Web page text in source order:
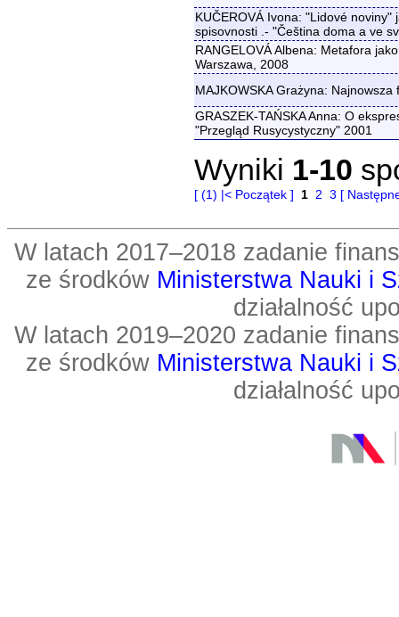
KUČEROVÁ Ivona: "Lidové
spisovnosti .- "Čeština doma a ve
RANGELOVÁ Albena: Metafora
Warszawa, 2008
MAJKOWSKA Grażyna:
GRASZEK-TAŃSKA Anna: O
"Przegląd Rusycystyczny" 2001
Wyniki 1-10
[ (1) |< Początek ] 1 2 3 [
W latach 2017–2018 zadanie
ze środków Ministerstwa Nauki i
działalność
W latach 2019–2020 zadanie
ze środków Ministerstwa Nauki i
działalność